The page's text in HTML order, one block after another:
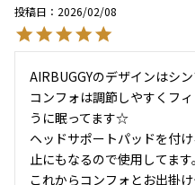
投稿日
2026/02/08
AIRBUGGYのデザインはシ
コンフォは調節しやすくフ
うに眠ってます☆
ヘッドサポートパッドを付
止にもなるので使用してます。
これからコンフォとお出掛